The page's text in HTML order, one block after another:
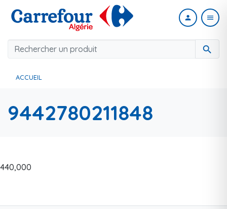
search
person menu
ACCUEIL
9442780211848
440,000